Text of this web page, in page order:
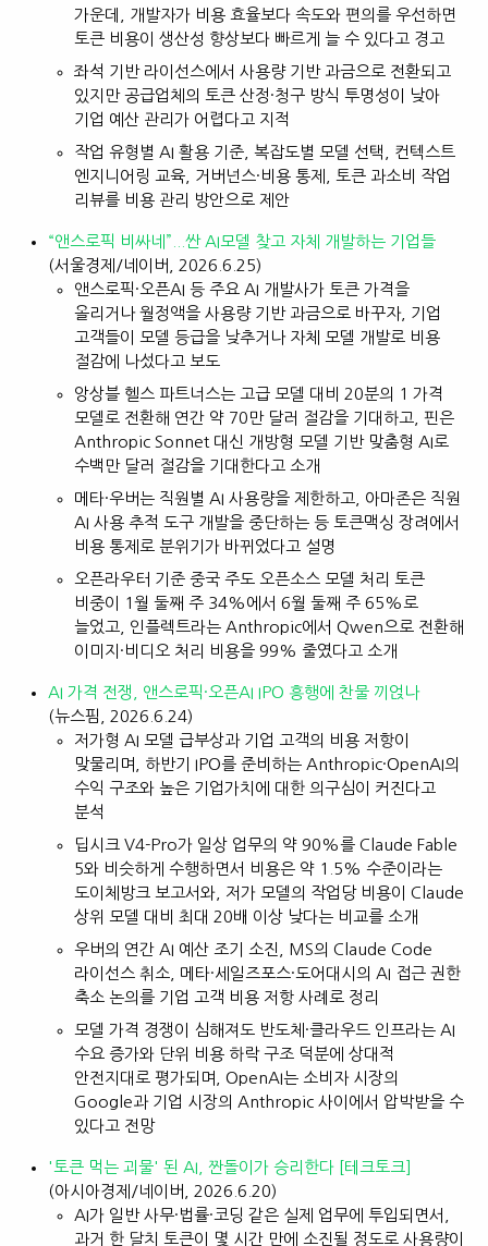
가운데, 개발자가 비용 효율보다 속도와 편의를 우선하면
토큰 비용이 생산성 향상보다 빠르게 늘 수 있다고 경고
좌석 기반 라이선스에서 사용량 기반 과금으로 전환되고
있지만 공급업체의 토큰 산정·청구 방식 투명성이 낮아
기업 예산 관리가 어렵다고 지적
작업 유형별 AI 활용 기준, 복잡도별 모델 선택, 컨텍스트
엔지니어링 교육, 거버넌스·비용 통제, 토큰 과소비 작업
리뷰를 비용 관리 방안으로 제안
“앤스로픽 비싸네”...싼 AI모델 찾고 자체 개발하는 기업들
(서울경제/네이버, 2026.6.25)
앤스로픽·오픈AI 등 주요 AI 개발사가 토큰 가격을
올리거나 월정액을 사용량 기반 과금으로 바꾸자, 기업
고객들이 모델 등급을 낮추거나 자체 모델 개발로 비용
절감에 나섰다고 보도
앙상블 헬스 파트너스는 고급 모델 대비 20분의 1 가격
모델로 전환해 연간 약 70만 달러 절감을 기대하고, 핀은
Anthropic Sonnet 대신 개방형 모델 기반 맞춤형 AI로
수백만 달러 절감을 기대한다고 소개
메타·우버는 직원별 AI 사용량을 제한하고, 아마존은 직원
AI 사용 추적 도구 개발을 중단하는 등 토큰맥싱 장려에서
비용 통제로 분위기가 바뀌었다고 설명
오픈라우터 기준 중국 주도 오픈소스 모델 처리 토큰
비중이 1월 둘째 주 34%에서 6월 둘째 주 65%로
늘었고, 인플렉트라는 Anthropic에서 Qwen으로 전환해
이미지·비디오 처리 비용을 99% 줄였다고 소개
AI 가격 전쟁, 앤스로픽·오픈AI IPO 흥행에 찬물 끼얹나
(뉴스핌, 2026.6.24)
저가형 AI 모델 급부상과 기업 고객의 비용 저항이
맞물리며, 하반기 IPO를 준비하는 Anthropic·OpenAI의
수익 구조와 높은 기업가치에 대한 의구심이 커진다고
분석
딥시크 V4-Pro가 일상 업무의 약 90%를 Claude Fable
5와 비슷하게 수행하면서 비용은 약 1.5% 수준이라는
도이체방크 보고서와, 저가 모델의 작업당 비용이 Claude
상위 모델 대비 최대 20배 이상 낮다는 비교를 소개
우버의 연간 AI 예산 조기 소진, MS의 Claude Code
라이선스 취소, 메타·세일즈포스·도어대시의 AI 접근 권한
축소 논의를 기업 고객 비용 저항 사례로 정리
모델 가격 경쟁이 심해져도 반도체·클라우드 인프라는 AI
수요 증가와 단위 비용 하락 구조 덕분에 상대적
안전지대로 평가되며, OpenAI는 소비자 시장의
Google과 기업 시장의 Anthropic 사이에서 압박받을 수
있다고 전망
'토큰 먹는 괴물' 된 AI, 짠돌이가 승리한다 [테크토크]
(아시아경제/네이버, 2026.6.20)
AI가 일반 사무·법률·코딩 같은 실제 업무에 투입되면서,
과거 한 달치 토큰이 몇 시간 만에 소진될 정도로 사용량이